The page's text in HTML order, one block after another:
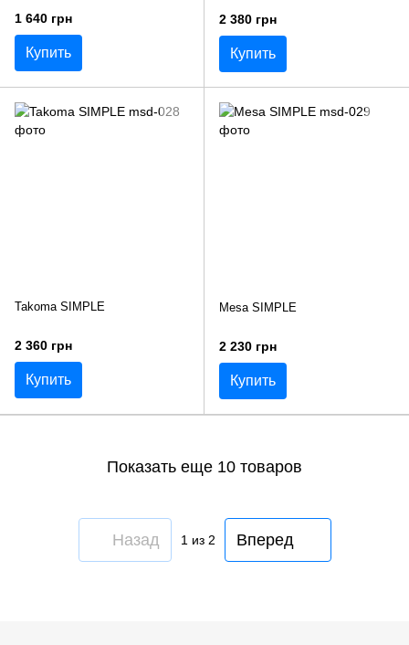
1 640 грн
Купить
2 380 грн
Купить
Takoma SIMPLE
2 360 грн
Купить
Mesa SIMPLE
2 230 грн
Купить
Показать еще 10 товаров
Назад 1из 2 Вперед